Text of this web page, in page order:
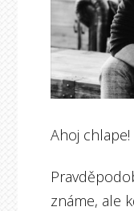
Ahoj chlape!
známe, ale